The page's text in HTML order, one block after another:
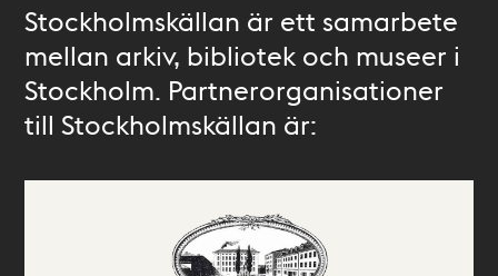
Stockholmskällan är ett samarbete
mellan arkiv, bibliotek och museer i
Stockholm. Partnerorganisationer
till Stockholmskällan är: